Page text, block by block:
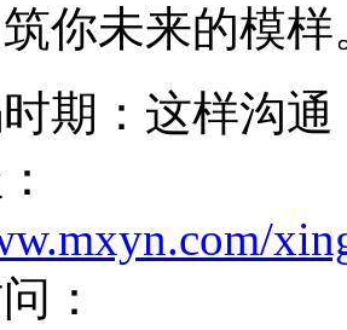
你未来的模样
期：这样沟
：